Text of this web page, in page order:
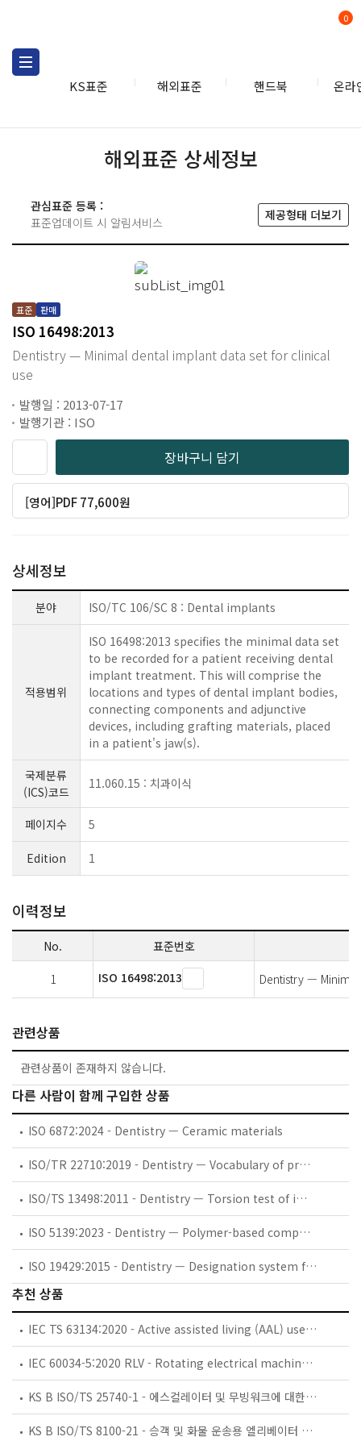
KS표준 해외표준 핸드북 온라
0
해외표준 상세정보
관심표준 등록 :
표준업데이트 시 알림서비스
제공형태 더보기
표준 판매
ISO 16498:2013
Dentistry — Minimal dental implant data set for clinical
use
발행일 : 2013-07-17
발행기관 : ISO
장바구니 담기
[영어]PDF 77,600원
상세정보
분야 ISO/TC 106/SC 8 : Dental implants
적용범위
ISO 16498:2013 specifies the minimal data set
to be recorded for a patient receiving dental
implant treatment. This will comprise the
locations and types of dental implant bodies,
connecting components and adjunctive
devices, including grafting materials, placed
in a patient's jaw(s).
국제분류
(ICS)코드
11.060.15 : 치과이식
페이지수 5
Edition 1
이력정보
No. 표준번호
1 ISO 16498:2013 Dentistry —
관련상품
관련상품이 존재하지 않습니다.
다른 사람이 함께 구입한 상품
ISO 6872:2024 - Dentistry — Ceramic materials
ISO/TR 22710:2019 - Dentistry — Vocabulary of process chain from dental CT to CAD/CAM for implant prosthetic restorations — Backward planning in the digital process chain
ISO/TS 13498:2011 - Dentistry — Torsion test of implant body/connecting part joints of endosseous dental implant systems
ISO 5139:2023 - Dentistry — Polymer-based composite machinable blanks
ISO 19429:2015 - Dentistry — Designation system for dental implants
추천 상품
IEC TS 63134:2020 - Active assisted living (AAL) use cases
IEC 60034-5:2020 RLV - Rotating electrical machines - Part 5: Degrees of protection provided by the integral design of rotating electrical machines (IP code) - Classification
KS B ISO/TS 25740-1 - 에스컬레이터 및 무빙워크에 대한 안전요건 — 제1부: 세계공통 필수 안전요건(GESRs)
KS B ISO/TS 8100-21 - 승객 및 화물 운송용 엘리베이터 —제21부: 세계공통 필수안전요건(GESRs)을 충족하는 세계공통 안전 파라미터(GSPs)